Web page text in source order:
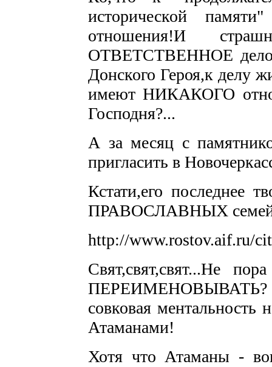
исторической
отношения!И
ОТВЕТСТВЕННОЕ дело
Донского Героя,к делу
имеют НИКАКОГО
Господня?...
А за месяц с
пригласить в
Кстати,его последнее
ПРАВОСЛАВНЫХ
http://www.rostov.aif.ru/
Свят,свят,свят...Не
ПЕРЕИМЕНОВЫВАТЬ? В
совковая
Атаманами!
Хотя что Атаманы -